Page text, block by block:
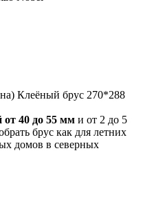
Клеёный брус 270*288
40 до 55 мм и от 2 до 5
брус как для летних
домов в северных